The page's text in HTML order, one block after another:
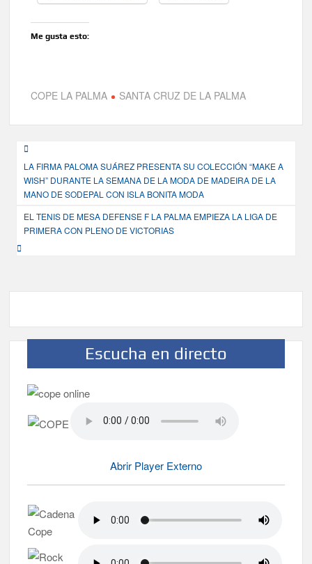
Me gusta esto:
COPE LA PALMA SANTA CRUZ DE LA PALMA
Navegación
de
entradas
LA FIRMA PALOMA SUÁREZ PRESENTA SU COLECCIÓN “MAKE A
WISH” DURANTE LA SEMANA DE LA MODA DE MADEIRA DE LA
MANO DE SODEPAL CON ISLA BONITA MODA
EL TENIS DE MESA DEFENSE F LA PALMA EMPIEZA LA LIGA DE
PRIMERA CON PLENO DE VICTORIAS
Escucha en directo
Abrir Player Externo